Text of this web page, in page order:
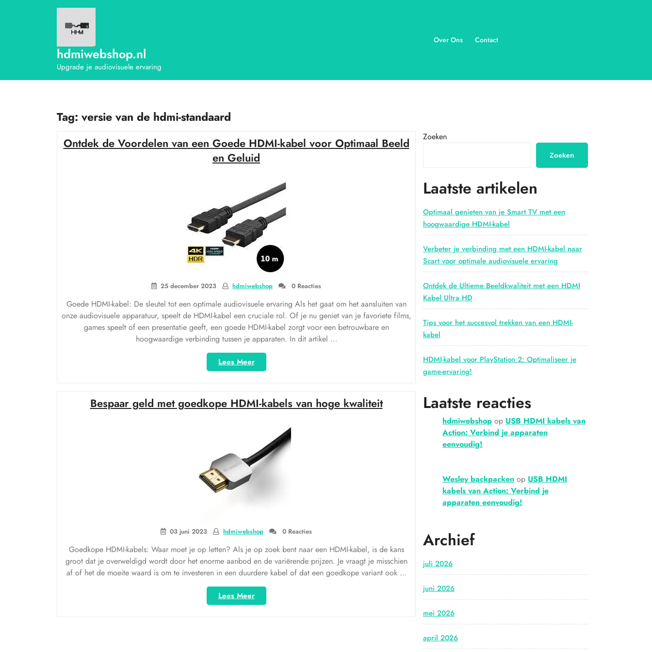
hdmiwebshop.nl
Upgrade je audiovisuele ervaring
Over Ons Contact
Tag: versie van de hdmi-standaard
Ontdek de Voordelen van een Goede HDMI-kabel voor Optimaal Beeld
en Geluid
25 december 2023 hdmiwebshop 0 Reacties
Goede HDMI-kabel: De sleutel tot een optimale audiovisuele ervaring Als het gaat om het aansluiten van
onze audiovisuele apparatuur, speelt de HDMI-kabel een cruciale rol. Of je nu geniet van je favoriete films,
games speelt of een presentatie geeft, een goede HDMI-kabel zorgt voor een betrouwbare en
hoogwaardige verbinding tussen je apparaten. In dit artikel …
Lees Meer“Ontdek
de
Voordelen
van
een
voor
Optimaal
Beeld
Bespaar geld met goedkope HDMI-kabels van hoge kwaliteit
03 juni 2023 hdmiwebshop 0 Reacties
Goedkope HDMI-kabels: Waar moet je op letten? Als je op zoek bent naar een HDMI-kabel, is de kans
groot dat je overweldigd wordt door het enorme aanbod en de variërende prijzen. Je vraagt je misschien
af of het de moeite waard is om te investeren in een duurdere kabel of dat een goedkope variant ook …
Lees Meer“Bespaar
geld
met
Zoeken
Zoeken
Laatste artikelen
Optimaal genieten van je Smart TV met een
hoogwaardige HDMI-kabel
Verbeter je verbinding met een HDMI-kabel naar
Scart voor optimale audiovisuele ervaring
Ontdek de Ultieme Beeldkwaliteit met een HDMI
Kabel Ultra HD
Tips voor het succesvol trekken van een HDMI-
kabel
HDMI-kabel voor PlayStation 2: Optimaliseer je
game-ervaring!
Laatste reacties
hdmiwebshop op USB HDMI kabels van
Action: Verbind je apparaten
eenvoudig!
Wesley backpacken op USB HDMI
kabels van Action: Verbind je
apparaten eenvoudig!
Archief
juli 2026
juni 2026
mei 2026
april 2026